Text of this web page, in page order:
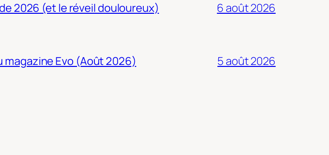
2026 (et le réveil douloureux) 6 août 2026
magazine Evo (Août 2026) 5 août 2026